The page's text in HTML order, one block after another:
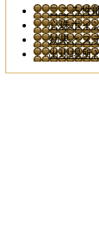
こころ性
心珠ポイ
効果とス
出現場所